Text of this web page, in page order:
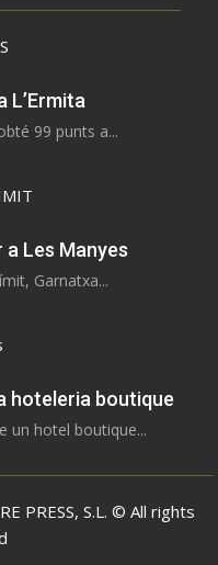
L’Ermita
99 punts a...
Les Manyes
Garnatxa...
hoteleria boutique
un hotel boutique...
PRESS, S.L. © All rights